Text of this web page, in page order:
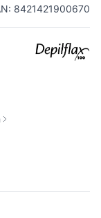
8421421900670